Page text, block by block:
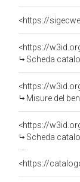
<https://
<https://
Scheda
<https://
Misure del
<https://
Scheda
<https://